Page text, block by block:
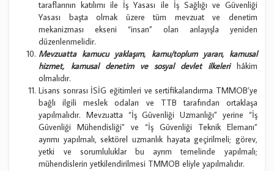
taraflarının katılımı ile İş Yasası ile İş Sağlığı ve Güvenliği
Yasası başta olmak üzere tüm mevzuat ve denetim
mekanizması ekseni “insan” olan anlayışla yeniden
düzenlenmelidir.
Mevzuatta kamucu yaklaşım, kamu/toplum yararı, kamusal
hizmet, kamusal denetim ve sosyal devlet ilkelerihâkim
olmalıdır.
Lisans sonrası İSİG eğitimleri ve sertifikalandırma TMMOB’ye
bağlı ilgili meslek odaları ve TTB tarafından ortaklaşa
yapılmalıdır. Mevzuatta “İş Güvenliği Uzmanlığı” yerine “İş
Güvenliği Mühendisliği” ve “İş Güvenliği Teknik Elemanı”
ayrımı yapılmalı, sektörel uzmanlık hayata geçirilmeli; görev,
yetki ve sorumluluklar bu ayrım temelinde yapılmalı;
mühendislerin yetkilendirilmesi TMMOB eliyle yapılmalıdır.